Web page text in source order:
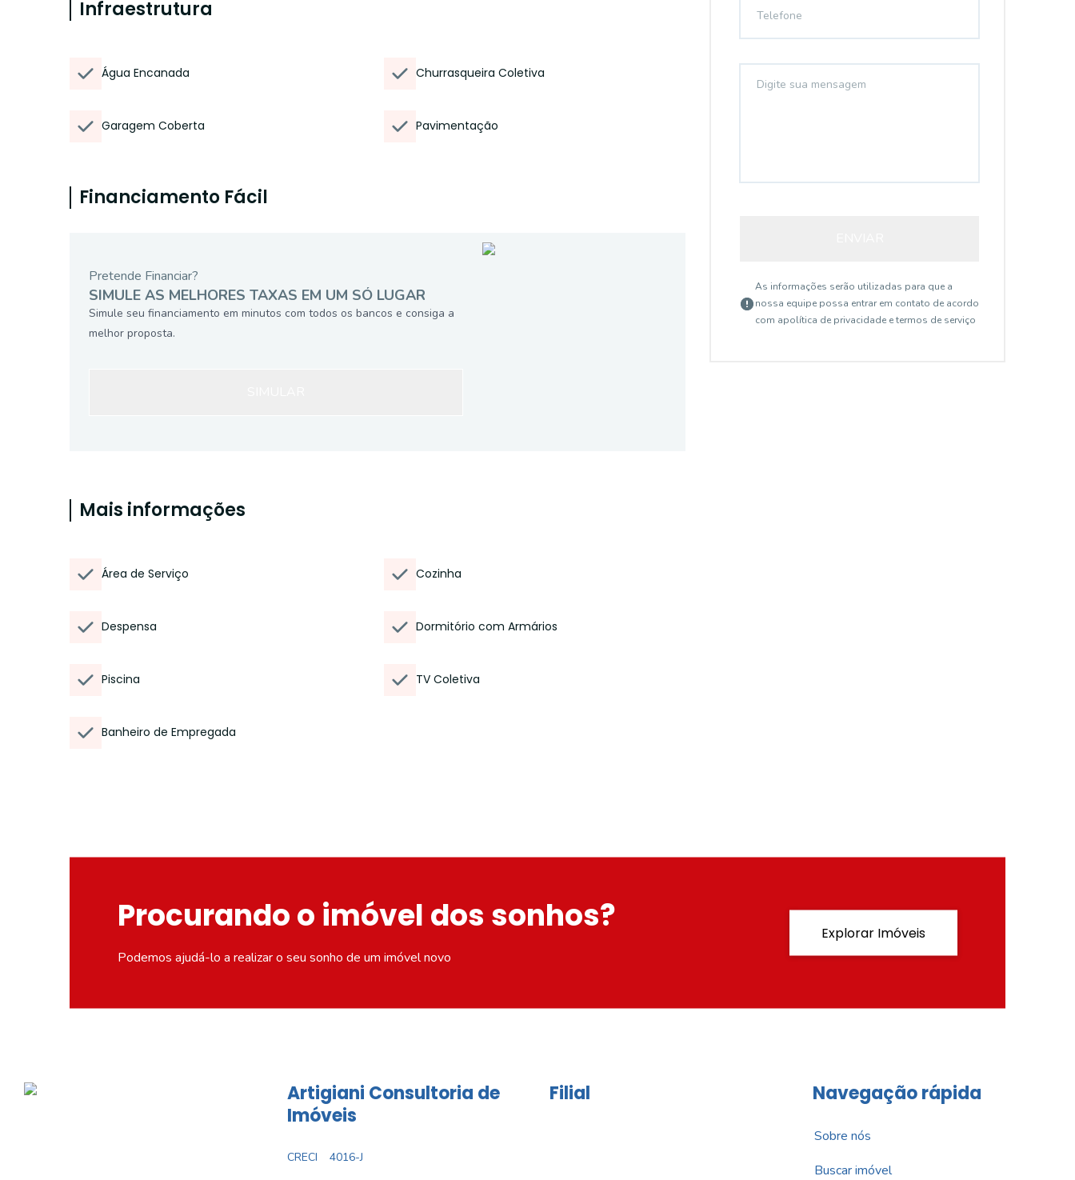
Infraestrutura
Água Encanada Churrasqueira Coletiva
Garagem Coberta Pavimentação
Financiamento Fácil
Pretende Financiar?
SIMULE AS MELHORES TAXAS EM UM SÓ LUGAR
Simule seu financiamento em minutos com todos os bancos e consiga a
melhor proposta.
Mais informações
Área de Serviço Cozinha
Despensa Dormitório com Armários
Piscina TV Coletiva
Banheiro de Empregada
As informações serão utilizadas para que a
nossa equipe possa entrar em contato de acordo
com apolítica de privacidade e termos de serviço
Procurando o imóvel dos sonhos?
Podemos ajudá-lo a realizar o seu sonho de um imóvel novo
Explorar Imóveis
Artigiani Consultoria de
Imóveis
CRECI
4016-J
Filial Navegação rápida
Sobre nós
Buscar imóvel